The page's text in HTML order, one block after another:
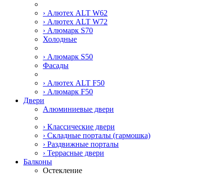
› Алютех ALT W62
› Алютех ALT W72
› Алюмарк S70
Холодные
› Алюмарк S50
Фасады
› Алютех ALT F50
› Алюмарк F50
Двери
Алюминиевые двери
› Классические двери
› Складные порталы (гармошка)
› Раздвижные порталы
› Террасные двери
Балконы
Остекление